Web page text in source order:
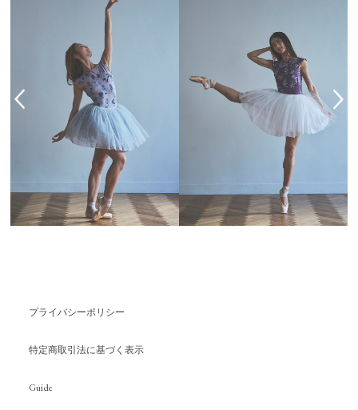
プライバシーポリシー
特定商取引法に基づく表示
Guide